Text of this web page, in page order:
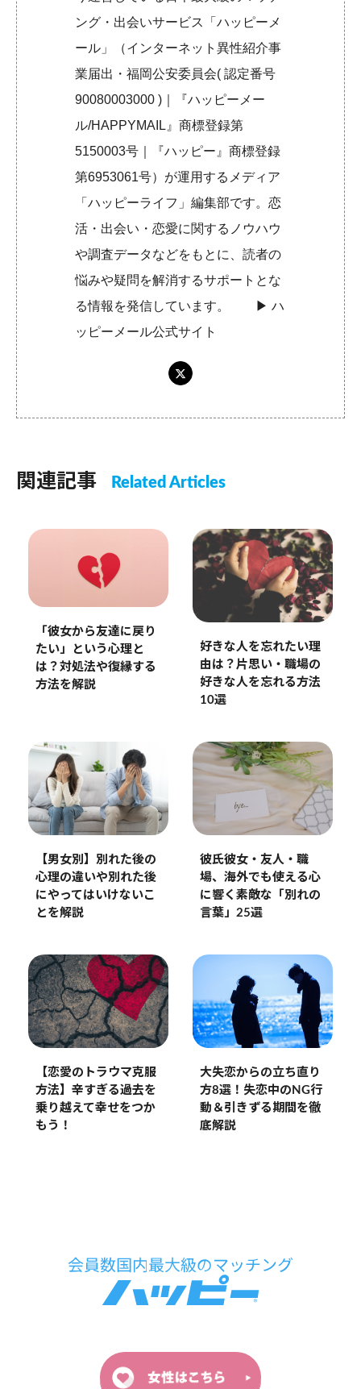
ング・出会いサービス「ハッピーメ
ール」（インターネット異性紹介事
業届出・福岡公安委員会( 認定番号
90080003000 )｜『ハッピーメー
ル/HAPPYMAIL』商標登録第
5150003号｜『ハッピー』商標登録
第6953061号）が運用するメディア
「ハッピーライフ」編集部です。恋
活・出会い・恋愛に関するノウハウ
や調査データなどをもとに、読者の
悩みや疑問を解消するサポートとな
る情報を発信しています。 ▶︎ハ
ッピーメール公式サイト
関連記事 Related Articles
「彼女から友達に戻り
たい」という心理と
は？対処法や復縁する
方法を解説
好きな人を忘れたい理
由は？片思い・職場の
好きな人を忘れる方法
10選
【男女別】別れた後の
心理の違いや別れた後
にやってはいけないこ
とを解説
彼氏彼女・友人・職
場、海外でも使える心
に響く素敵な「別れの
言葉」25選
【恋愛のトラウマ克服
方法】辛すぎる過去を
乗り越えて幸せをつか
もう！
大失恋からの立ち直り
方8選！失恋中のNG行
動＆引きずる期間を徹
底解説